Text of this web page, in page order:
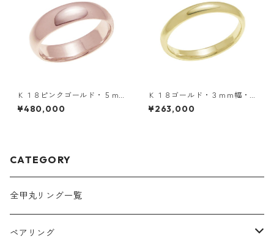
Ｋ１８ピンクゴールド・５ｍ
ｍ幅・甲丸リング
¥480,000
Ｋ１８ゴールド・３ｍｍ幅・
甲丸リング
¥263,000
CATEGORY
全甲丸リング一覧
ペアリング